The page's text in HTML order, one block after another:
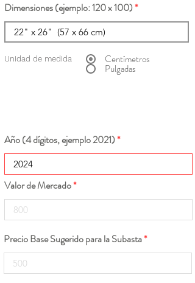
Dimensiones (ejemplo: 120 x 100)
Unidad de medida Centímetros
Pulgadas
Año (4 dígitos, ejemplo 2021)
Valor de Mercado
Precio Base Sugerido para la Subasta